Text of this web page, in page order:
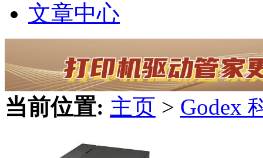
文章中心
当前位置: 主页 > Godex